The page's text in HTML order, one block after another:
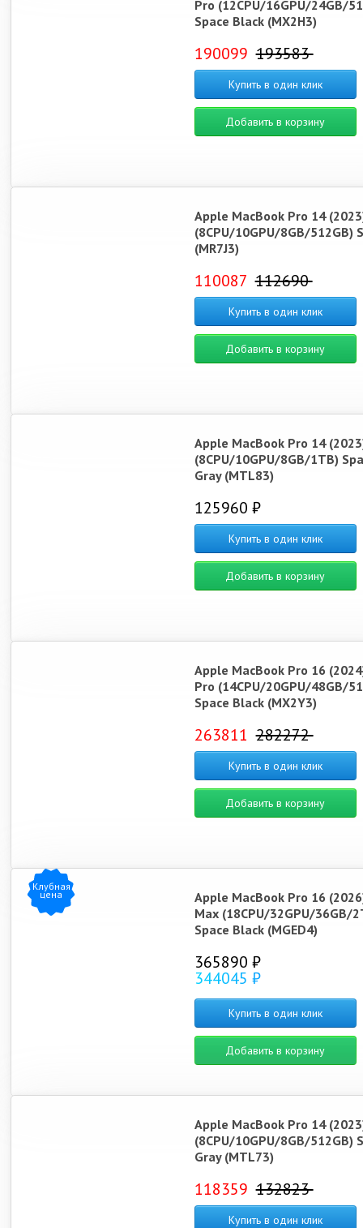
Pro (12CPU/16GPU/24GB/
Space Black (MX2H3)
190099 193583
Купить в один клик
Добавить в корзину
Apple MacBook Pro 14
(8CPU/10GPU/8GB/512GB)
(MR7J3)
110087 112690
Купить в один клик
Добавить в корзину
Apple MacBook Pro 14
(8CPU/10GPU/8GB/1TB)
Gray (MTL83)
125960 ₽
Купить в один клик
Добавить в корзину
Apple MacBook Pro 16
Pro (14CPU/20GPU/48GB/
Space Black (MX2Y3)
263811 282272
Купить в один клик
Добавить в корзину
Клубная
цена
Apple MacBook Pro 16
Max (18CPU/32GPU/36GB/
Space Black (MGED4)
365890 ₽
344045 ₽
Купить в один клик
Добавить в корзину
Apple MacBook Pro 14
(8CPU/10GPU/8GB/512GB)
Gray (MTL73)
118359 132823
Купить в один клик